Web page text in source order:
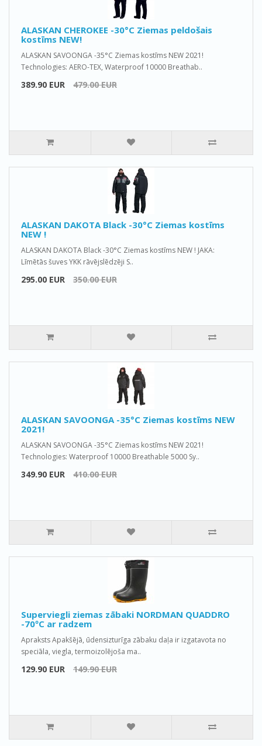
ALASKAN CHEROKEE -30°C Ziemas peldošais
kostīms NEW!
ALASKAN SAVOONGA -35°C Ziemas kostīms NEW 2021!
Technologies: AERO-TEX, Waterproof 10000 Breathab..
389.90 EUR 479.00 EUR
ALASKAN DAKOTA Black -30°C Ziemas kostīms
NEW !
ALASKAN DAKOTA Black -30°C Ziemas kostīms NEW ! JAKA:
Līmētās šuves YKK rāvējslēdzēji S..
295.00 EUR 350.00 EUR
ALASKAN SAVOONGA -35°C Ziemas kostīms NEW
2021!
ALASKAN SAVOONGA -35°C Ziemas kostīms NEW 2021!
Technologies: Waterproof 10000 Breathable 5000 Sy..
349.90 EUR 410.00 EUR
Superviegli ziemas zābaki NORDMAN QUADDRO
-70ºС ar radzem
Apraksts Apakšējā, ūdensizturīga zābaku daļa ir izgatavota no
speciāla, viegla, termoizolējoša ma..
129.90 EUR 149.90 EUR